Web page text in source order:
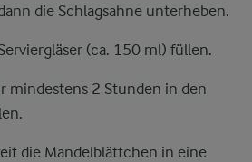
die Schlagsahne unterheben.
(ca. 150 ml) füllen.
mindestens 2 Stunden in den
die Mandelblättchen in eine